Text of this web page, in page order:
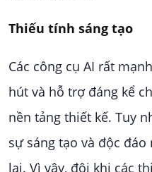
Thiếu tính sáng tạo
Các công cụ AI rất
hút và hỗ trợ đáng kể
nền tảng thiết kế. Tuy
sự sáng tạo và độc
lại. Vì vậy, đôi khi các